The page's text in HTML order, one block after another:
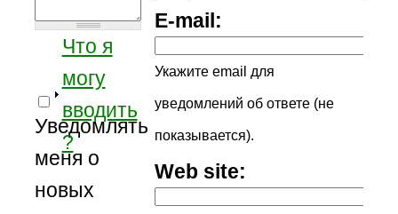
E-mail:
Укажите email для
уведомлений об ответе (не
показывается).
Web site:
Что я
могу
вводить
?
Уведомлять
меня о
новых